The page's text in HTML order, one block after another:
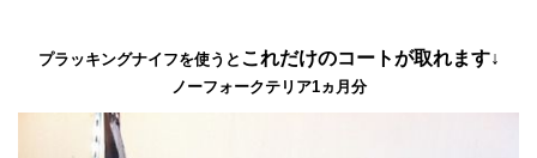
プラッキングナイフを使うと これだけのコートが取れます↓
ノーフォークテリア1ヵ月分